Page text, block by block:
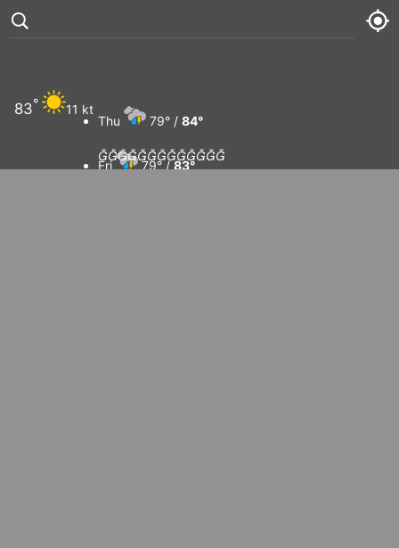
83° 11 kt
Thu 79° / 84°
Fri 79° /83°
